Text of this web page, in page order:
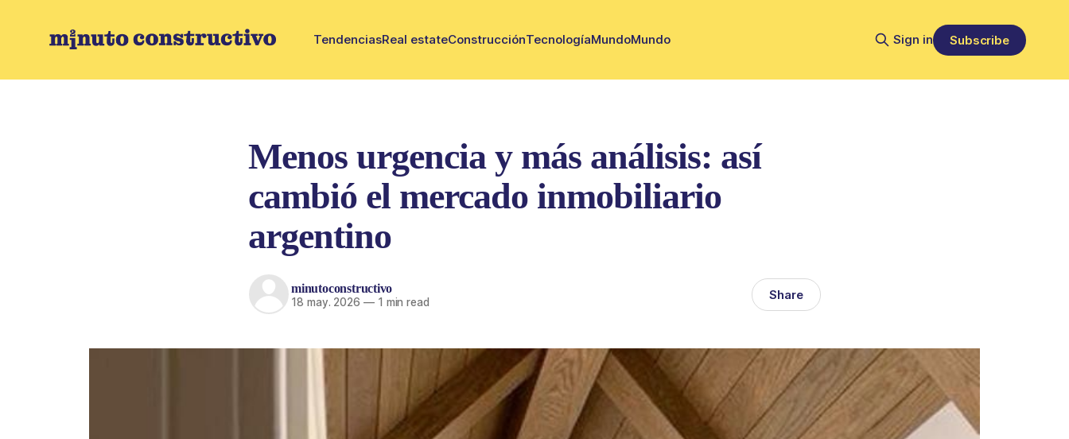
TendenciasReal estateConstrucciónTecnologíaMundoMundo Sign in Subscribe
Menos urgencia y más análisis: así
cambió el mercado inmobiliario
argentino
minutoconstructivo
18 may. 2026 —1 min read Share